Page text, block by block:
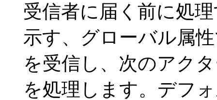
受信者に届く前に処
示す、グローバル属
を受信し、次のアク
を処理します。デフ